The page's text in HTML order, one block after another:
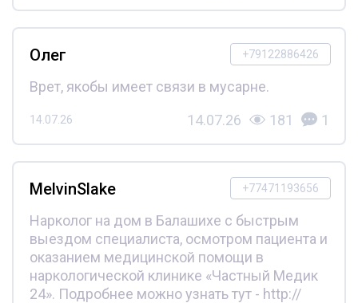
+79122886426
Олег
Врет, якобы имеет связи в мусарне.
14.07.26 14.07.26 181 1
+77471193656
MelvinSlake
Нарколог на дом в Балашихе с быстрым
выездом специалиста, осмотром пациента и
оказанием медицинской помощи в
наркологической клинике «Частный Медик
24». Подробнее можно узнать тут - http://